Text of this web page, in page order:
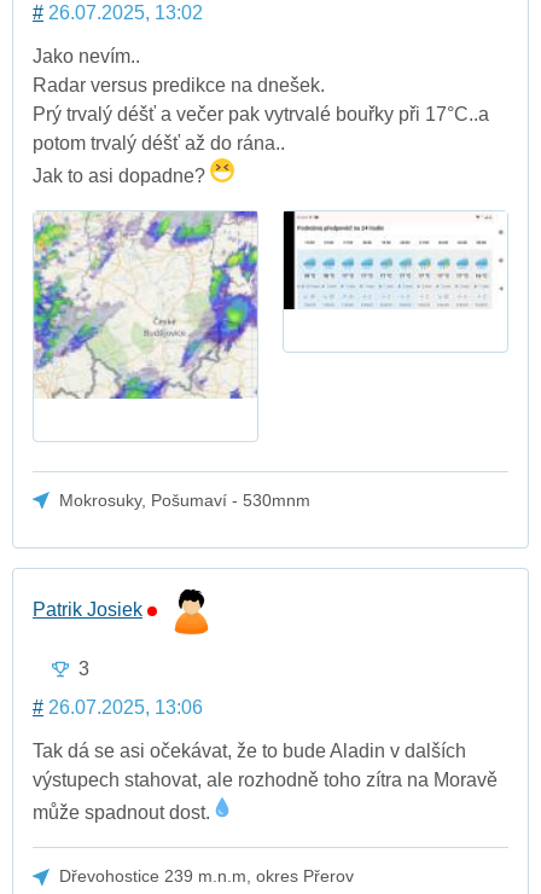
# 26.07.2025, 13:02
Jako nevím..
Radar versus predikce na dnešek.
Prý trvalý déšť a večer pak vytrvalé bouřky při 17°C..a
potom trvalý déšť až do rána..
Jak to asi dopadne?
Mokrosuky, Pošumaví - 530mnm
Patrik Josiek
3
# 26.07.2025, 13:06
Tak dá se asi očekávat, že to bude Aladin v dalších
výstupech stahovat, ale rozhodně toho zítra na Moravě
může spadnout dost.
Dřevohostice 239 m.n.m, okres Přerov